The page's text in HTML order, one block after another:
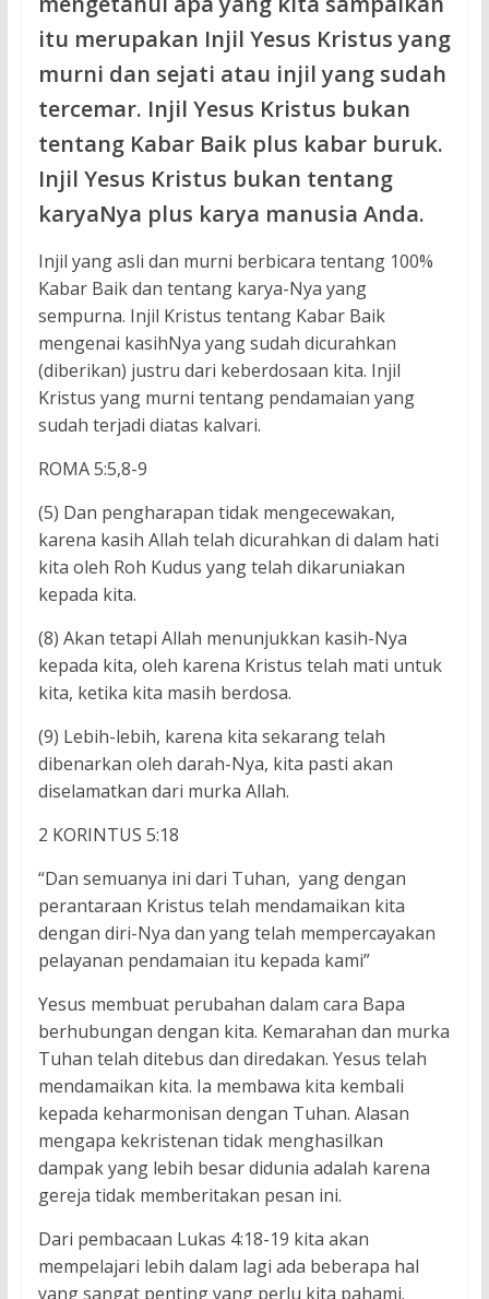
itu merupakan Injil Yesus Kristus yang
murni dan sejati atau injil yang sudah
tercemar. Injil Yesus Kristus bukan
tentang Kabar Baik plus kabar buruk.
Injil Yesus Kristus bukan tentang
karyaNya plus karya manusia Anda.
Injil yang asli dan murni berbicara tentang 100%
Kabar Baik dan tentang karya-Nya yang
sempurna. Injil Kristus tentang Kabar Baik
mengenai kasihNya yang sudah dicurahkan
(diberikan) justru dari keberdosaan kita. Injil
Kristus yang murni tentang pendamaian yang
sudah terjadi diatas kalvari.
ROMA 5:5,8-9
(5) Dan pengharapan tidak mengecewakan,
karena kasih Allah telah dicurahkan di dalam hati
kita oleh Roh Kudus yang telah dikaruniakan
kepada kita.
(8) Akan tetapi Allah menunjukkan kasih-Nya
kepada kita, oleh karena Kristus telah mati untuk
kita, ketika kita masih berdosa.
(9) Lebih-lebih, karena kita sekarang telah
dibenarkan oleh darah-Nya, kita pasti akan
diselamatkan dari murka Allah.
2 KORINTUS 5:18
“Dan semuanya ini dari Tuhan, yang dengan
perantaraan Kristus telah mendamaikan kita
dengan diri-Nya dan yang telah mempercayakan
pelayanan pendamaian itu kepada kami”
Yesus membuat perubahan dalam cara Bapa
berhubungan dengan kita. Kemarahan dan murka
Tuhan telah ditebus dan diredakan. Yesus telah
mendamaikan kita. Ia membawa kita kembali
kepada keharmonisan dengan Tuhan. Alasan
mengapa kekristenan tidak menghasilkan
dampak yang lebih besar didunia adalah karena
gereja tidak memberitakan pesan ini.
Dari pembacaan Lukas 4:18-19 kita akan
mempelajari lebih dalam lagi ada beberapa hal
yang sangat penting yang perlu kita pahami.